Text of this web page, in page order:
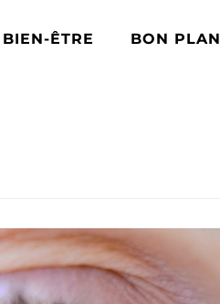
BIEN-ÊTRE BON PLAN